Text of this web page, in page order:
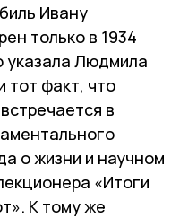
Ивану
только в 1934
указала Людмила
тот факт, что
в
о жизни и научном
«Итоги
К тому же